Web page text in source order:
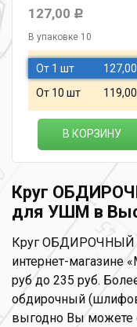
127,00 Р
В упаковке 10
От 1 шт 127,00
От 10 шт 119,00
В КОРЗИНУ
Круг
для УШМ в
Круг ОБДИРОЧНЫЙ
интернет-магазине
руб до 235 руб.
обдирочный
выгодно Вы можете